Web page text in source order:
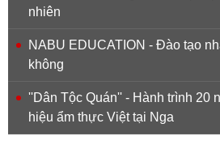
nhiên
NABU EDUCATION - Đào tạo
không
''Dân Tộc Quán'' - Hành trình 20
hiệu ẩm thực Việt tại Nga